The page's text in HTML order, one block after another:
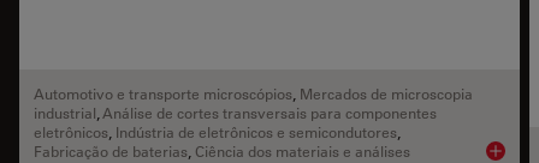
Automotivo e transporte microscópios Mercados de microscopia
industrial Análise de cortes transversais para componentes
eletrônicos Indústria de eletrônicos e semicondutores
Fabricação de baterias Ciência dos materiais e análises